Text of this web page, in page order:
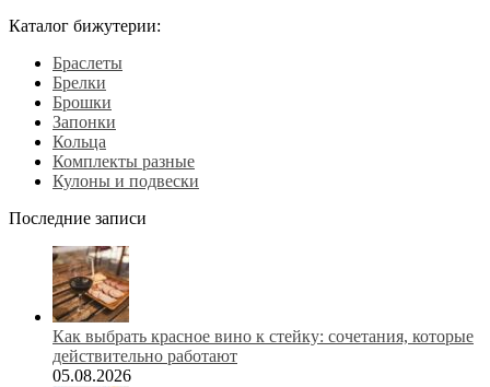
Каталог бижутерии:
Браслеты
Брелки
Брошки
Запонки
Кольца
Комплекты разные
Кулоны и подвески
Последние записи
Как выбрать красное вино к стейку: сочетания, которые
действительно работают
05.08.2026